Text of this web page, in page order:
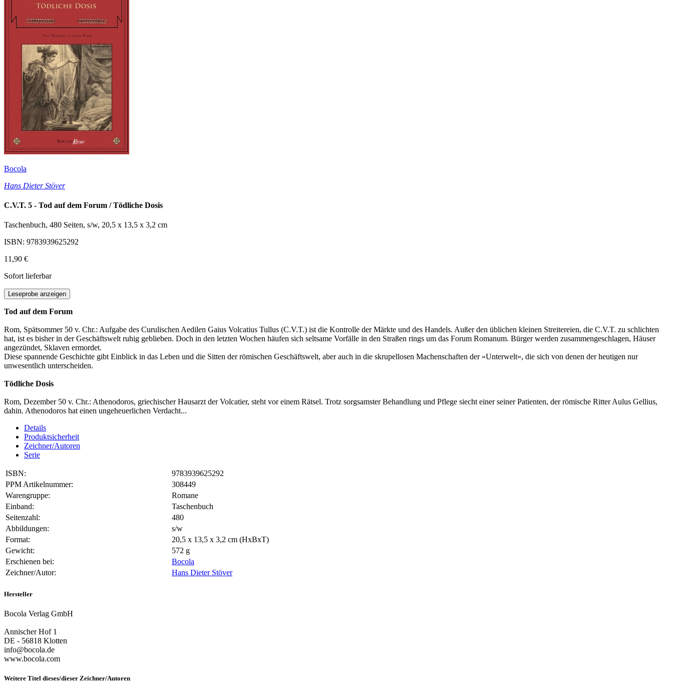
Bocola
Hans Dieter Stöver
C.V.T. 5 - Tod auf dem Forum / Tödliche Dosis
Taschenbuch, 480 Seiten, s/w, 20,5 x 13,5 x 3,2 cm
ISBN: 9783939625292
11,90 €
Sofort lieferbar
Leseprobe anzeigen
Tod auf dem Forum
Rom, Spätsommer 50 v. Chr.: Aufgabe des Curulischen Aedilen Gaius Volcatius Tullus (C.V.T.) ist die Kontrolle der Märkte und des Handels. Außer den üblichen kleinen Streitereien, die C.V.T. zu schlichten
hat, ist es bisher in der Geschäftswelt ruhig geblieben. Doch in den letzten Wochen häufen sich seltsame Vorfälle in den Straßen rings um das Forum Romanum. Bürger werden zusammengeschlagen, Häuser
angezündet, Sklaven ermordet.
Diese spannende Geschichte gibt Einblick in das Leben und die Sitten der römischen Geschäftswelt, aber auch in die skrupellosen Machenschaften der »Unterwelt«, die sich von denen der heutigen nur
unwesentlich unterscheiden.
Tödliche Dosis
Rom, Dezember 50 v. Chr.: Athenodoros, griechischer Hausarzt der Volcatier, steht vor einem Rätsel. Trotz sorg­samster Behandlung und Pflege siecht einer seiner Patien­ten, der römische Ritter Aulus Gellius,
dahin. Athenodoros hat einen ungeheuerlichen Verdacht...
Details
Produktsicherheit
Zeichner/Autoren
Serie
ISBN:
9783939625292
PPM Artikelnummer:
308449
Warengruppe:
Romane
Einband:
Taschenbuch
Seitenzahl:
480
Abbildungen:
s/w
Format:
20,5 x 13,5 x 3,2 cm (HxBxT)
Gewicht:
572 g
Erschienen bei:
Bocola
Zeichner/Autor:
Hans Dieter Stöver
Hersteller
Bocola Verlag GmbH
Annischer Hof 1
DE - 56818 Klotten
info@bocola.de
www.bocola.com
Weitere Titel dieses/dieser Zeichner/Autoren